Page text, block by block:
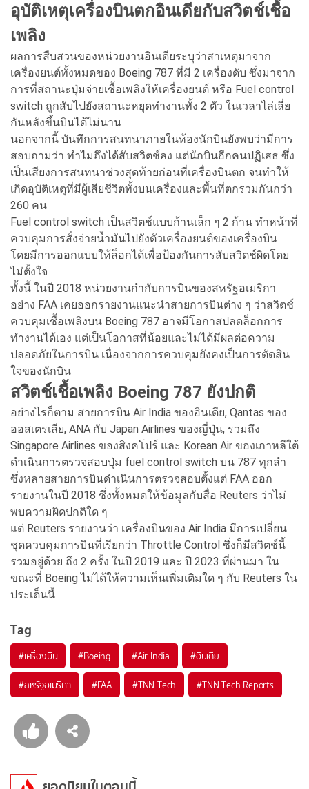
อุบัติเหตุเครื่องบินตกอินเดียกับสวิตช์เชื้อ
เพลิง
ผลการสืบสวนของหน่วยงานอินเดียระบุว่าสาเหตุมาจาก
เครื่องยนต์ทั้งหมดของ Boeing 787 ที่มี 2 เครื่องดับ ซึ่งมาจาก
การที่สถานะปุ่มจ่ายเชื้อเพลิงให้เครื่องยนต์ หรือ Fuel control
switch ถูกสับไปยังสถานะหยุดทำงานทั้ง 2 ตัว ในเวลาไล่เลี่ย
กันหลังขึ้นบินได้ไม่นาน
นอกจากนี้ บันทึกการสนทนาภายในห้องนักบินยังพบว่ามีการ
สอบถามว่า ทำไมถึงได้สับสวิตช์ลง แต่นักบินอีกคนปฏิเสธ ซึ่ง
เป็นเสียงการสนทนาช่วงสุดท้ายก่อนที่เครื่องบินตก จนทำให้
เกิดอุบัติเหตุที่มีผู้เสียชีวิตทั้งบนเครื่องและพื้นที่ตกรวมกันกว่า
260 คน
Fuel control switch เป็นสวิตช์แบบก้านเล็ก ๆ 2 ก้าน ทำหน้าที่
ควบคุมการสั่งจ่ายน้ำมันไปยังตัวเครื่องยนต์ของเครื่องบิน
โดยมีการออกแบบให้ล็อกได้เพื่อป้องกันการสับสวิตช์ผิดโดย
ไม่ตั้งใจ
ทั้งนี้ ในปี 2018 หน่วยงานกำกับการบินของสหรัฐอเมริกา
อย่าง FAA เคยออกรายงานแนะนำสายการบินต่าง ๆ ว่าสวิตช์
ควบคุมเชื้อเพลิงบน Boeing 787 อาจมีโอกาสปลดล็อกการ
ทำงานได้เอง แต่เป็นโอกาสที่น้อยและไม่ได้มีผลต่อความ
ปลอดภัยในการบิน เนื่องจากการควบคุมยังคงเป็นการตัดสิน
ใจของนักบิน
สวิตช์เชื้อเพลิง Boeing 787 ยังปกติ
อย่างไรก็ตาม สายการบิน Air India ของอินเดีย, Qantas ของ
ออสเตรเลีย, ANA กับ Japan Airlines ของญี่ปุ่น, รวมถึง
Singapore Airlines ของสิงคโปร์ และ Korean Air ของเกาหลีใต้
ดำเนินการตรวจสอบปุ่ม fuel control switch บน 787 ทุกลำ
ซึ่งหลายสายการบินดำเนินการตรวจสอบตั้งแต่ FAA ออก
รายงานในปี 2018 ซึ่งทั้งหมดให้ข้อมูลกับสื่อ Reuters ว่าไม่
พบความผิดปกติใด ๆ
แต่ Reuters รายงานว่า เครื่องบินของ Air India มีการเปลี่ยน
ชุดควบคุมการบินที่เรียกว่า Throttle Control ซึ่งก็มีสวิตช์นี้
รวมอยู่ด้วย ถึง 2 ครั้ง ในปี 2019 และ ปี 2023 ที่ผ่านมา ใน
ขณะที่ Boeing ไม่ได้ให้ความเห็นเพิ่มเติมใด ๆ กับ Reuters ใน
ประเด็นนี้
Tag
#เครื่องบิน #Boeing #Air India #อินเดีย
#สหรัฐอเมริกา #FAA #TNN Tech #TNN Tech Reports